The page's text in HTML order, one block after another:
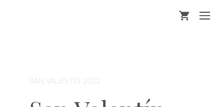
SAN VALENTÍN 2022